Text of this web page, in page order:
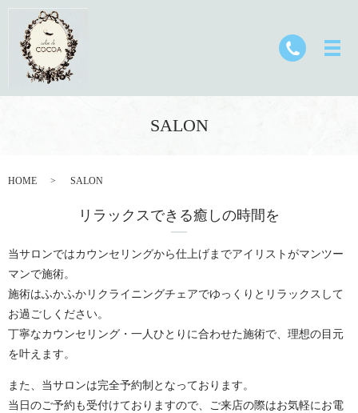
SALON
HOME SALON
リラックスできる癒しの時間を
当サロンではカウンセリングから仕上げまでアイリストがマンツー
マンで施術。
施術はふかふかリクライニングチェアでゆっくりとリラックスして
お過ごしください。
丁寧なカウンセリング・一人ひとりに合わせた施術で、理想の目元
を叶えます。
また、当サロンは完全予約制となっております。
当日のご予約も受付けておりますので、ご来店の際はお気軽にお電